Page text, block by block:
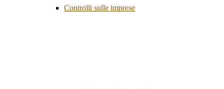
Controlli sulle imprese